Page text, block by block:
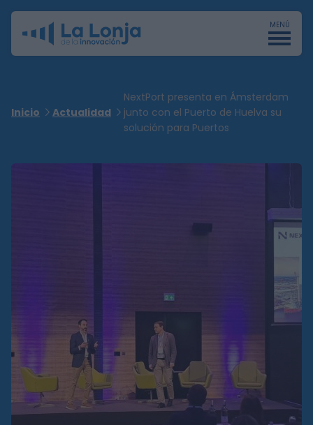
MENÚ
Inicio Actualidad
NextPort presenta en Ámsterdam
junto con el Puerto de Huelva su
solución para Puertos